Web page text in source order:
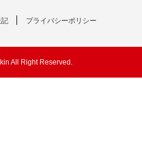
プライバシーポリシー
All Right Reserved.